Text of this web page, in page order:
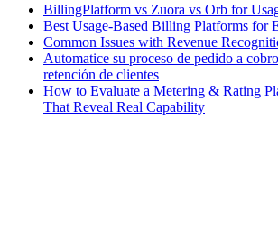
BillingPlatform vs Zuora vs Orb for
Best Usage-Based Billing Platforms for
Common Issues with Revenue
Automatice su proceso de pedido a
retención de clientes
How to Evaluate a Metering & Rating
That Reveal Real Capability